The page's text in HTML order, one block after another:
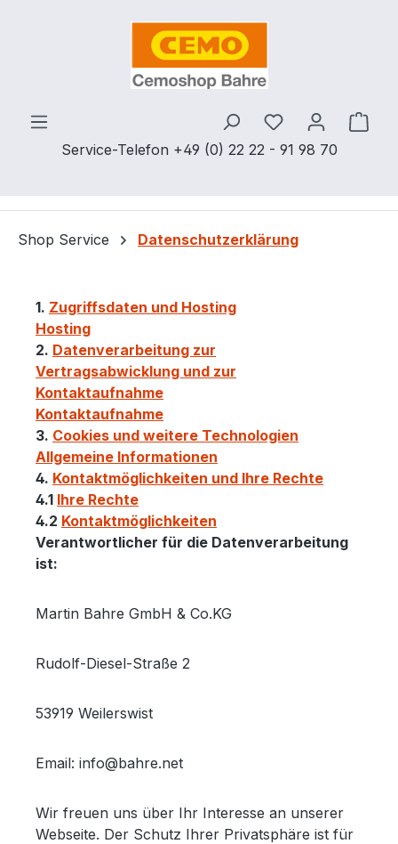
Zum Hauptinhalt springen
Service-Telefon +49 (0) 22 22 - 91 98 70
Du hast 0
Shop Service Datenschutzerklärung
1. Zugriffsdaten und Hosting
Hosting
2. Datenverarbeitung zur
Vertragsabwicklung und zur
Kontaktaufnahme
Kontaktaufnahme
3. Cookies und weitere Technologien
Allgemeine Informationen
4. Kontaktmöglichkeiten und Ihre Rechte
4.1 Ihre Rechte
4.2 Kontaktmöglichkeiten
Verantwortlicher für die Datenverarbeitung
ist:
Martin Bahre GmbH & Co.KG
Rudolf-Diesel-Straße 2
53919 Weilerswist
Email: info@bahre.net
Wir freuen uns über Ihr Interesse an unserer
Webseite. Der Schutz Ihrer Privatsphäre ist für